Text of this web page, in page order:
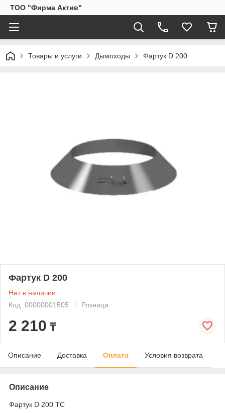
ТОО "Фирма Актив"
Товары и услуги Дымоходы Фартук D 200
Фартук D 200
Нет в наличии
Код: 00000001505
Розница
2 210 ₸
Описание Доставка Оплата Условия возврата
Описание
Фартук D 200 ТС